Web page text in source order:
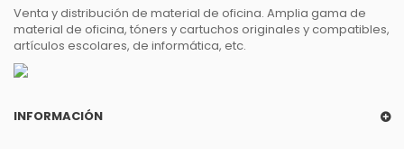
Venta y distribución de material de oficina. Amplia gama de
material de oficina, tóners y cartuchos originales y compatibles,
artículos escolares, de informática, etc.
INFORMACIÓN